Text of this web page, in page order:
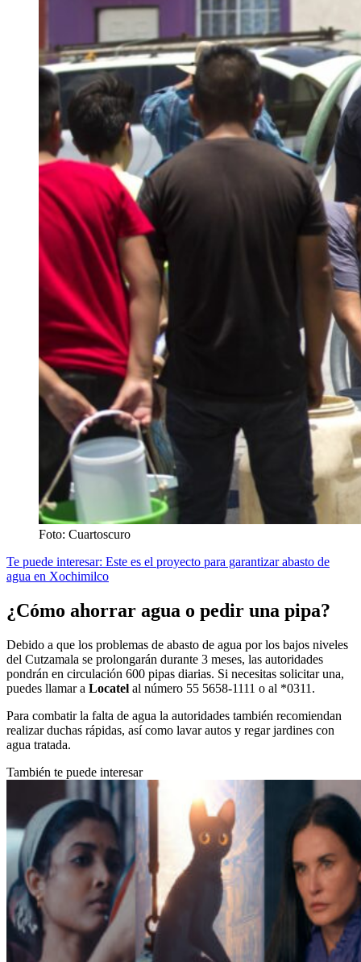
Foto: Cuartoscuro
Te puede interesar: Este es el proyecto para garantizar abasto de
agua en Xochimilco
¿Cómo ahorrar agua o pedir una pipa?
Debido a que los problemas de abasto de agua por los bajos niveles
del Cutzamala se prolongarán durante 3 meses, las autoridades
pondrán en circulación 600 pipas diarias. Si necesitas solicitar una,
puedes llamar a Locatel al número 55 5658-1111 o al *0311.
Para combatir la falta de agua la autoridades también recomiendan
realizar duchas rápidas, así como lavar autos y regar jardines con
agua tratada.
También te puede interesar